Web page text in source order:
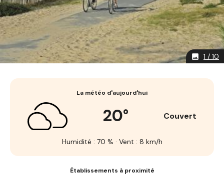
image 1 / 10
La météo d'aujourd'hui
20° Couvert
Humidité : 70 % · Vent : 8 km/h
Établissements à proximité